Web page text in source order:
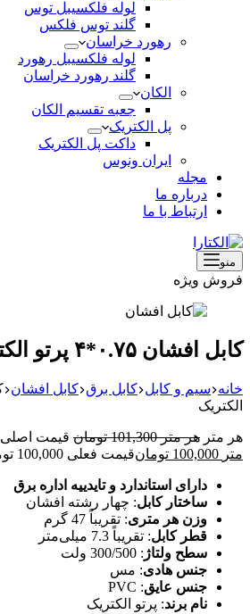
لوله فلکسیبل توس
گلند توس فلکس
رهورد خراسان
لوله فلکسیبل رهورد
گلند رهورد خراسان
الکان
جعبه تقسیم الکان
پل الکتریک
داکت پل الکتریک
ایران ونوس
مجله
درباره ما
ارتباط با ما
منو
فروش ویژه
کابل افشان ۰.۷۵*۴ پرتو الکتریک
خانه سیم و کابل کابل برق کابل افشان
الکتریک
هر متر هر متر 101,300 تومان قیمت اصلی 101,300 تومان بود.
متر 100,000 تومانقیمت فعلی 100,000 تومان است.
دارای استاندارد و تایدییه اداره برق
ساختار کابل: چهار رشته افشان
وزن هر متری: تقریباً 47 گرم
قطر کابل: تقریباً 7.3 میلی‌متر
سطح ولتاژ : 300/500 ولت
جنس هادی: مس
جنس عایق: PVC
نام برند: پرتو الکتریک